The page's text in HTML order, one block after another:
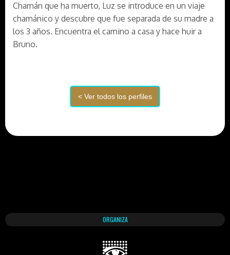
Chamán que ha muerto, Luz se introduce en un viaje
chamánico y descubre que fue separada de su madre a
los 3 años. Encuentra el camino a casa y hace huir a
Bruno.
ORGANIZA